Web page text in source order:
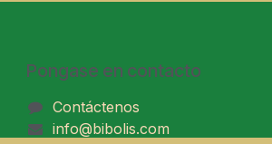
Pongase en contacto
Contáctenos
info@bibolis.com